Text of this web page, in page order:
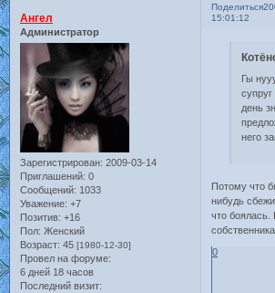
Поделиться
15:01:12
Ангел
Администратор
Зарегистрирован: 2009-03-14
Приглашений: 0
Сообщений: 1033
Уважение: +7
Позитив: +16
Пол: Женский
Возраст: 45 [1980-12-30]
Провел на форуме:
6 дней 18 часов
Последний визит:
Гы
день
него
Потому что
нибудь
что боялась.
0